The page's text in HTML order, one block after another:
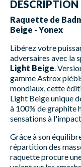
Raquette de
Beige - Yonex
Libérez votre
adversaires avec la
Light Beige .
gamme Astrox
mondiaux, cette
Light Beige unique
à 100% de graphite
sensations à
Grâce à son
répartition des
raquette procure